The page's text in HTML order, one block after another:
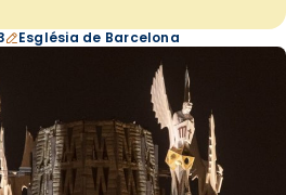
Església de Barcelona